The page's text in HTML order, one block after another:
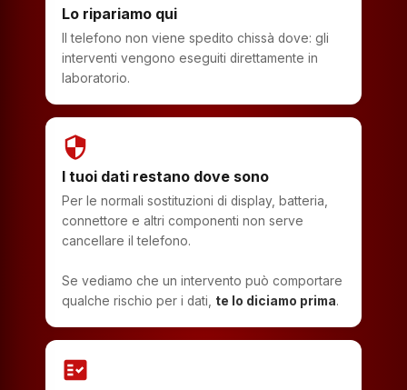
Lo ripariamo qui
Il telefono non viene spedito chissà dove: gli
interventi vengono eseguiti direttamente in
laboratorio.
security
I tuoi dati restano dove sono
Per le normali sostituzioni di display, batteria,
connettore e altri componenti non serve
cancellare il telefono.
Se vediamo che un intervento può comportare
qualche rischio per i dati, te lo diciamo prima.
fact_check